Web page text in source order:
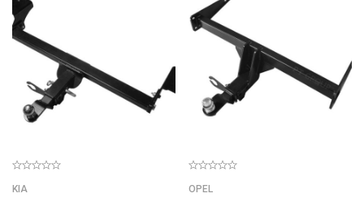
KIA OPEL